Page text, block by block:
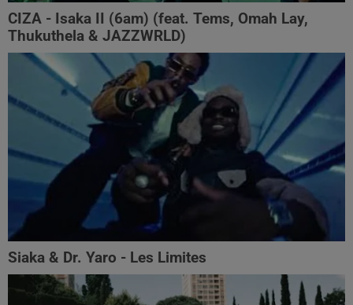
CIZA - Isaka II (6am) (feat. Tems, Omah Lay,
Thukuthela & JAZZWRLD)
Siaka & Dr. Yaro - Les Limites